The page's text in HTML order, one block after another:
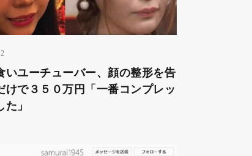
いユーチューバー、顔の整形を告
で３５０万円「一番コンプレッ
」